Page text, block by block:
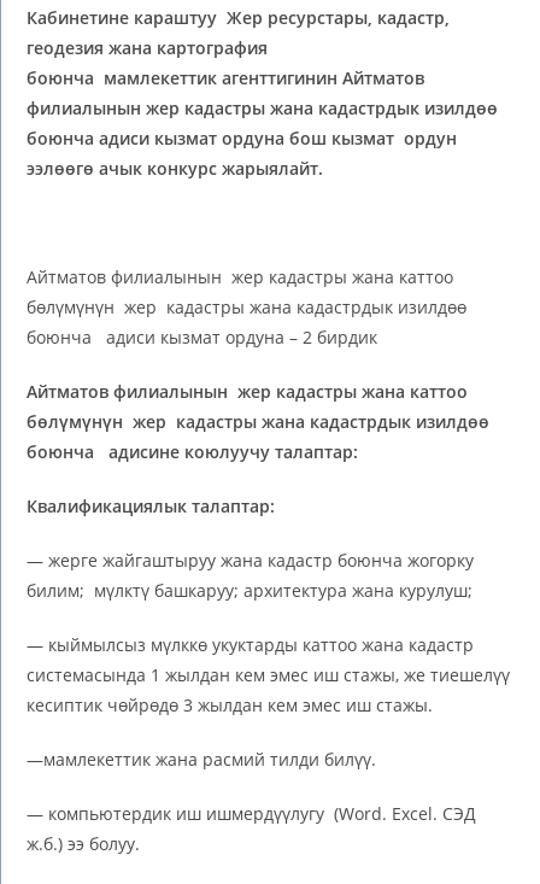
Кабинетине караштуу Жер ресурстары, кадастр,
геодезия жана картография
боюнча мамлекеттик агенттигининАйтматов
филиалынын жер кадастры жана кадастрдык изилдөө
боюнча адиси кызмат ордуна бош кызмат ордун
ээлөөгө ачык конкурс жарыялайт.
Айтматов филиалынын жер кадастры жана каттоо
бөлүмүнүн жер кадастры жана кадастрдык изилдөө
боюнча адиси кызмат ордуна – 2 бирдик
Айтматов филиалынын жер кадастры жана каттоо
бөлүмүнүн жер кадастры жана кадастрдык изилдөө
боюнча адисине коюлуучу талаптар:
Квалификациялык талаптар:
— жерге жайгаштыруу жана кадастр боюнча жогорку
билим; мүлктү башкаруу; архитектура жана курулуш;
— кыймылсыз мүлккө укуктарды каттоо жана кадастр
системасында 1 жылдан кем эмес иш стажы, же тиешелүү
кесиптик чөйрөдө 3 жылдан кем эмес иш стажы.
—мамлекеттик жана расмий тилди билүү.
— компьютердик иш ишмердүүлугу (Word. Excel. СЭД
ж.б.) ээ болуу.